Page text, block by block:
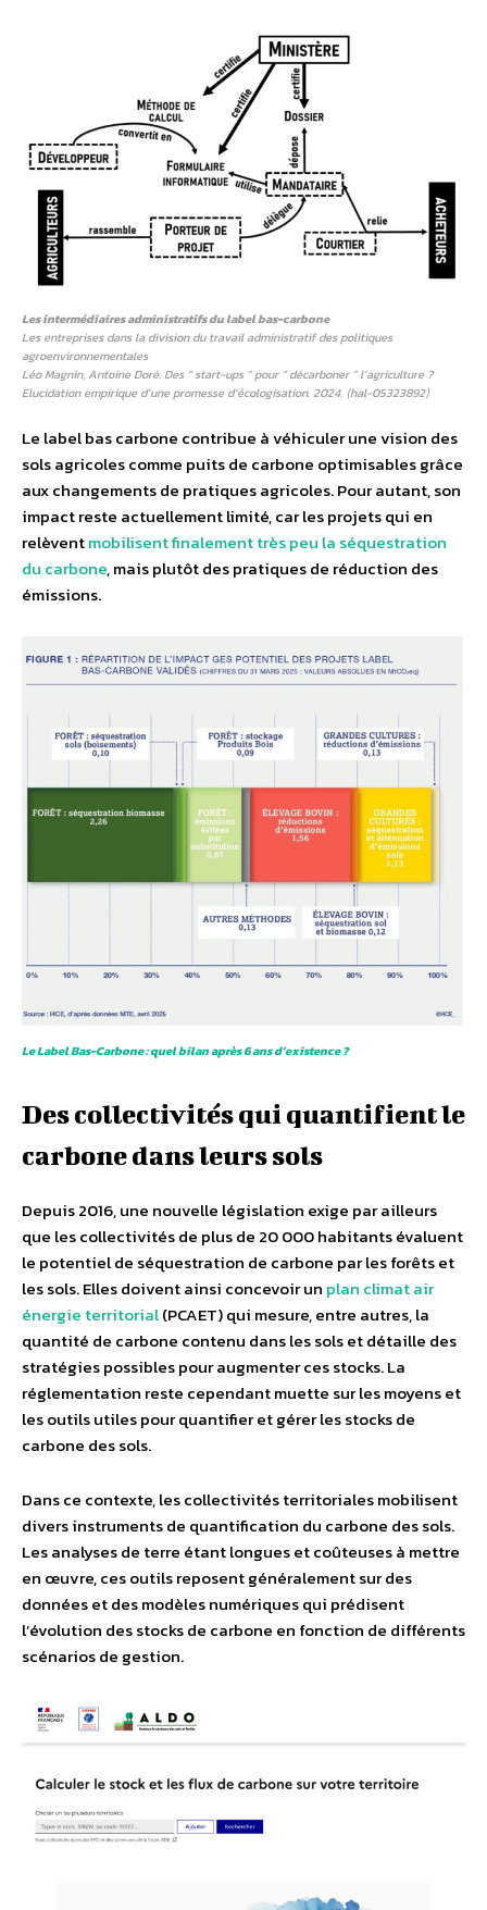
Les intermédiaires administratifs du label bas-carbone
Les entreprises dans la division du travail administratif des politiques
agroenvironnementales
Léo Magnin, Antoine Doré. Des “ start-ups ” pour “ décarboner ” l’agriculture ?
Elucidation empirique d’une promesse d’écologisation. 2024. ⟨hal-05323892⟩
Le label bas carbone contribue à véhiculer une vision des
sols agricoles comme puits de carbone optimisables grâce
aux changements de pratiques agricoles. Pour autant, son
impact reste actuellement limité, car les projets qui en
relèventmobilisent finalement très peu la séquestration
du carbone, mais plutôt des pratiques de réduction des
émissions.
Le Label Bas-Carbone : quel bilan après 6 ans d’existence ?
Des collectivités qui quantifient le
carbone dans leurs sols
Depuis 2016, une nouvelle législation exige par ailleurs
que les collectivités de plus de 20 000 habitants évaluent
le potentiel de séquestration de carbone par les forêts et
les sols. Elles doivent ainsi concevoir un plan climat air
énergie territorial(PCAET) qui mesure, entre autres, la
quantité de carbone contenu dans les sols et détaille des
stratégies possibles pour augmenter ces stocks. La
réglementation reste cependant muette sur les moyens et
les outils utiles pour quantifier et gérer les stocks de
carbone des sols.
Dans ce contexte, les collectivités territoriales mobilisent
divers instruments de quantification du carbone des sols.
Les analyses de terre étant longues et coûteuses à mettre
en œuvre, ces outils reposent généralement sur des
données et des modèles numériques qui prédisent
l’évolution des stocks de carbone en fonction de différents
scénarios de gestion.